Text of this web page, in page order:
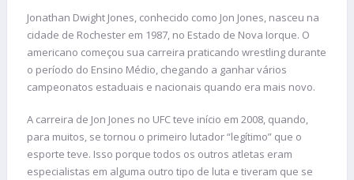
Jonathan Dwight Jones, conhecido como Jon Jones, nasceu na
cidade de Rochester em 1987, no Estado de Nova Iorque. O
americano começou sua carreira praticando wrestling durante
o período do Ensino Médio, chegando a ganhar vários
campeonatos estaduais e nacionais quando era mais novo.
A carreira de Jon Jones no UFC teve início em 2008, quando,
para muitos, se tornou o primeiro lutador “legítimo” que o
esporte teve. Isso porque todos os outros atletas eram
especialistas em alguma outro tipo de luta e tiveram que se